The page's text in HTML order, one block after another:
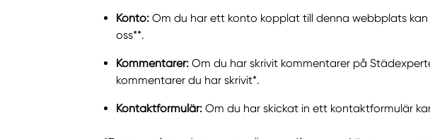
Konto: Om du har ett konto kopplat till denna webbplats
oss**.
Kommentarer: Om du har skrivit kommentarer på
kommentarer du har skrivit*.
Kontaktformulär: Om du har skickat in ett kontaktformulär